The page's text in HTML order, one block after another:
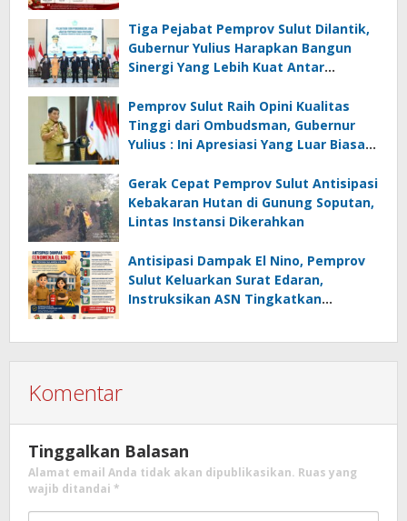
Tiga Pejabat Pemprov Sulut Dilantik,
Gubernur Yulius Harapkan Bangun
Sinergi Yang Lebih Kuat Antar
Pemprov Sulut Raih Opini Kualitas
Tinggi dari Ombudsman, Gubernur
Yulius : Ini Apresiasi Yang Luar Biasa,
Gerak Cepat Pemprov Sulut Antisipasi
Kebakaran Hutan di Gunung Soputan,
Lintas Instansi Dikerahkan
Antisipasi Dampak El Nino, Pemprov
Sulut Keluarkan Surat Edaran,
Instruksikan ASN Tingkatkan
Komentar
Tinggalkan Balasan
Alamat email Anda tidak akan dipublikasikan. Ruas yang
wajib ditandai *